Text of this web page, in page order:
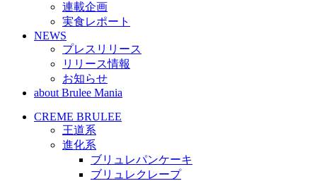
連載企画
実食レポート
NEWS
プレスリリース
リリース情報
お知らせ
about Brulee Mania
CREME BRULEE
王道系
進化系
ブリュレパンケーキ
ブリュレクレープ